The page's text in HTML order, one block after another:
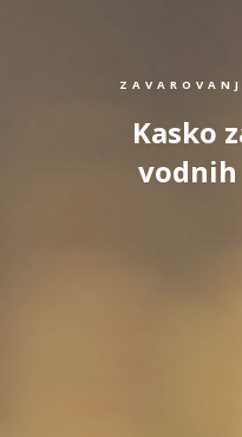
Kasko